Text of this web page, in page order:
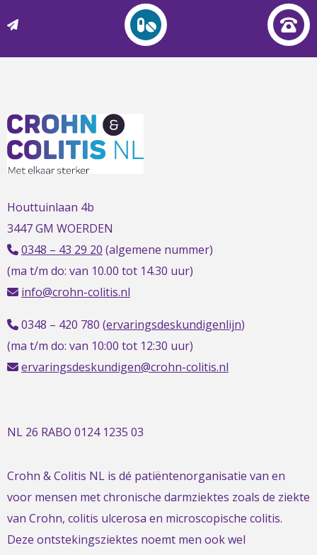
Houttuinlaan 4b
3447 GM WOERDEN
0348 – 43 29 20 (algemene nummer)
(ma t/m do: van 10.00 tot 14.30 uur)
info@crohn-colitis.nl
0348 – 420 780 (ervaringsdeskundigenlijn)
(ma t/m do: van 10:00 tot 12:30 uur)
ervaringsdeskundigen@crohn-colitis.nl
NL 26 RABO 0124 1235 03
Crohn & Colitis NL is dé patiëntenorganisatie van en
voor mensen met chronische darmziektes zoals de ziekte
van Crohn, colitis ulcerosa en microscopische colitis.
Deze ontstekingsziektes noemt men ook wel